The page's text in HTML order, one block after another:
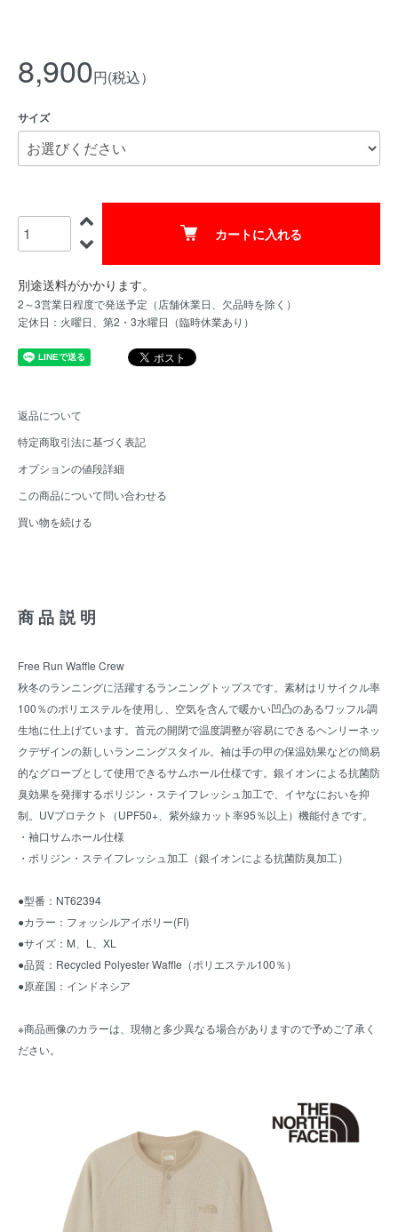
商品説明
Free Run Waffle Crew
秋冬のランニングに活躍するランニングトップスです。素材はリサイクル率
100％のポリエステルを使用し、空気を含んで暖かい凹凸のあるワッフル調
生地に仕上げています。首元の開閉で温度調整が容易にできるヘンリーネッ
クデザインの新しいランニングスタイル。袖は手の甲の保温効果などの簡易
的なグローブとして使用できるサムホール仕様です。銀イオンによる抗菌防
臭効果を発揮するポリジン・ステイフレッシュ加工で、イヤなにおいを抑
制。UVプロテクト（UPF50+、紫外線カット率95％以上）機能付きです。
・袖口サムホール仕様
・ポリジン・ステイフレッシュ加工（銀イオンによる抗菌防臭加工）
●型番：NT62394
●カラー：フォッシルアイボリー(FI)
●サイズ：M、L、XL
●品質：Recycled Polyester Waffle（ポリエステル100％）
●原産国：インドネシア
※商品画像のカラーは、現物と多少異なる場合がありますので予めご了承く
ださい。
8,900円(税込）
サイズ
カートに入れる
別途送料がかかります。
2～3営業日程度で発送予定（店舗休業日、欠品時を除く）
定休日：火曜日、第2・3水曜日（臨時休業あり）
返品について
特定商取引法に基づく表記
オプションの値段詳細
この商品について問い合わせる
買い物を続ける